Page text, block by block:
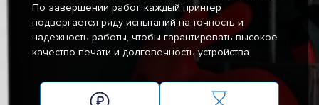
По завершении работ, каждый принтер
подвергается ряду испытаний на точность и
надежность работы, чтобы гарантировать высокое
качество печати и долговечность устройства.